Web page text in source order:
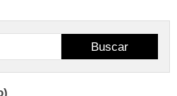
Buscar